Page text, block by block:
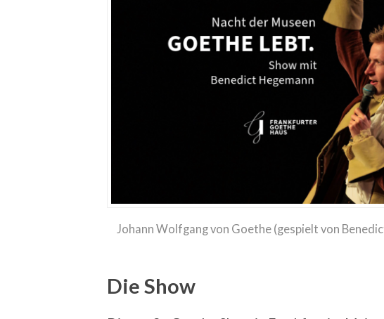
Johann Wolfgang von Goethe (gespielt von
Die Show